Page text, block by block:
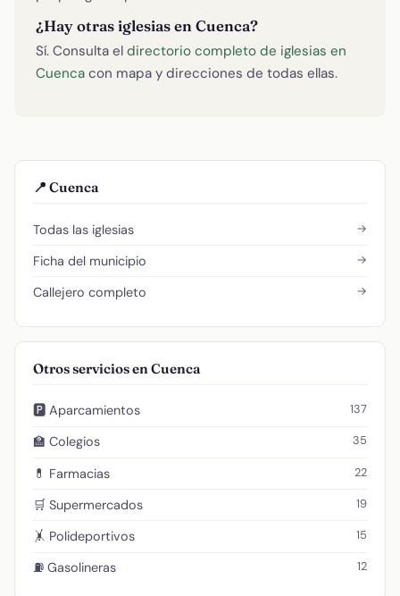
¿Hay otras iglesias en Cuenca?
Sí. Consulta el directorio completo de iglesias en
Cuenca con mapa y direcciones de todas ellas.
📍 Cuenca
Todas las iglesias →
Ficha del municipio →
Callejero completo →
Otros servicios en Cuenca
🅿️ Aparcamientos 137
🏫 Colegios 35
💊 Farmacias 22
🛒 Supermercados 19
🤸 Polideportivos 15
⛽ Gasolineras 12